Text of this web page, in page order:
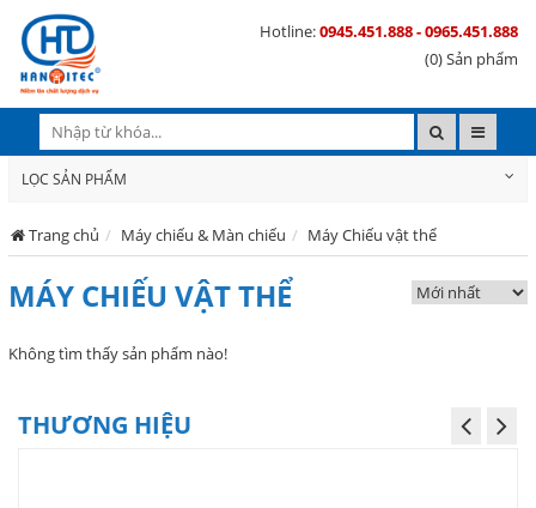
Hotline:0945.451.888 - 0965.451.888
(0) Sản phẩm
LỌC SẢN PHẨM
Trang chủ Máy chiếu & Màn chiếu Máy Chiếu vật thể
MÁY CHIẾU VẬT THỂ
Không tìm thấy sản phẩm nào!
THƯƠNG HIỆU